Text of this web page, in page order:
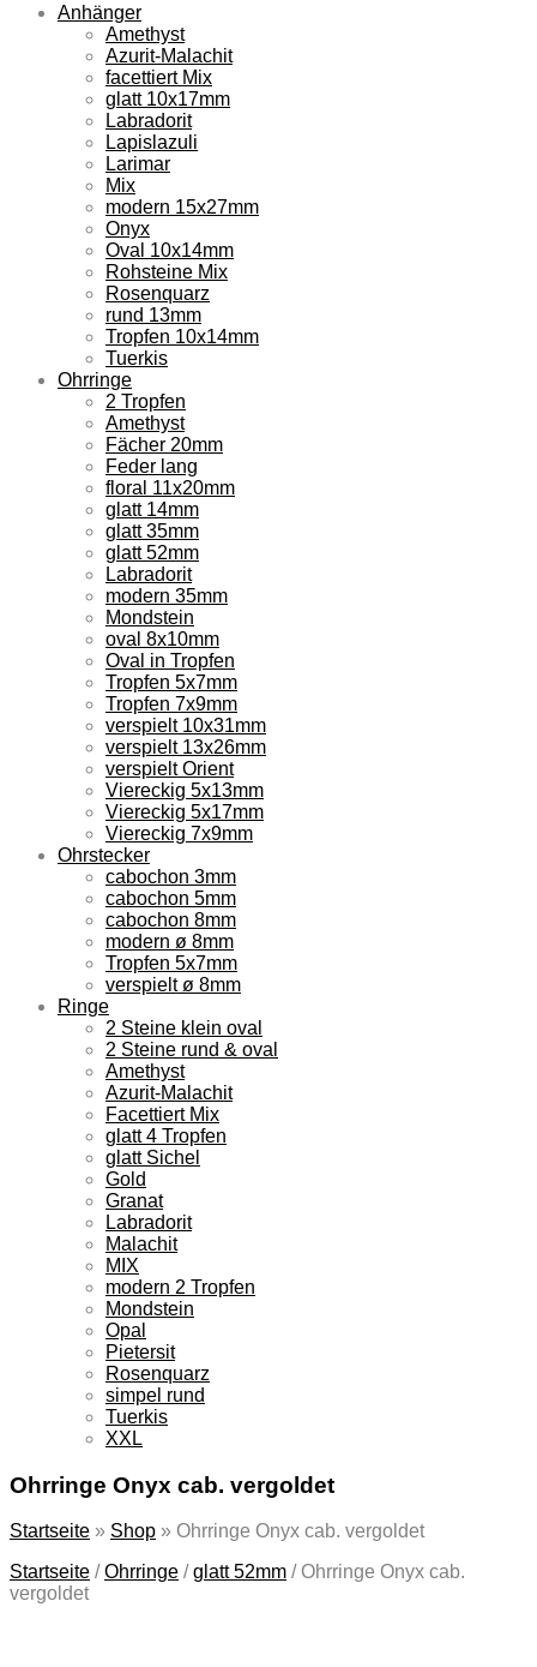
Anhänger
Amethyst
Azurit-Malachit
facettiert Mix
glatt 10x17mm
Labradorit
Lapislazuli
Larimar
Mix
modern 15x27mm
Onyx
Oval 10x14mm
Rohsteine Mix
Rosenquarz
rund 13mm
Tropfen 10x14mm
Tuerkis
Ohrringe
2 Tropfen
Amethyst
Fächer 20mm
Feder lang
floral 11x20mm
glatt 14mm
glatt 35mm
glatt 52mm
Labradorit
modern 35mm
Mondstein
oval 8x10mm
Oval in Tropfen
Tropfen 5x7mm
Tropfen 7x9mm
verspielt 10x31mm
verspielt 13x26mm
verspielt Orient
Viereckig 5x13mm
Viereckig 5x17mm
Viereckig 7x9mm
Ohrstecker
cabochon 3mm
cabochon 5mm
cabochon 8mm
modern ø 8mm
Tropfen 5x7mm
verspielt ø 8mm
Ringe
2 Steine klein oval
2 Steine rund & oval
Amethyst
Azurit-Malachit
Facettiert Mix
glatt 4 Tropfen
glatt Sichel
Gold
Granat
Labradorit
Malachit
MIX
modern 2 Tropfen
Mondstein
Opal
Pietersit
Rosenquarz
simpel rund
Tuerkis
XXL
Ohrringe Onyx cab. vergoldet
Startseite » Shop » Ohrringe Onyx cab. vergoldet
Startseite /Ohrringe /glatt 52mm /Ohrringe Onyx cab.
vergoldet